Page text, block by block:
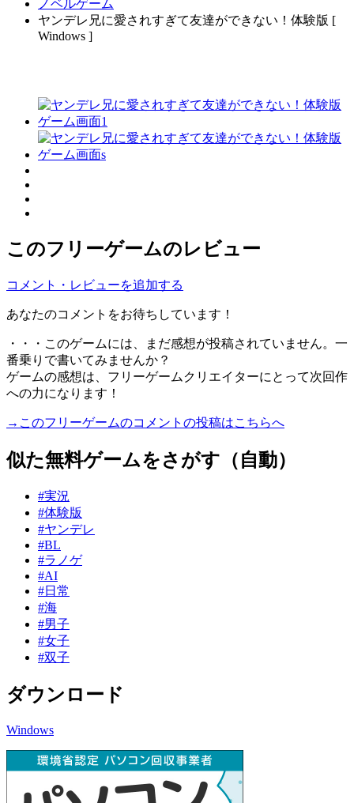
ノベルゲーム
ヤンデレ兄に愛されすぎて友達ができない！体験版 [
Windows ]
このフリーゲームのレビュー
コメント・レビューを追加する
あなたのコメントをお待ちしています！
・・・このゲームには、まだ感想が投稿されていません。一
番乗りで書いてみませんか？
ゲームの感想は、フリーゲームクリエイターにとって次回作
への力になります！
→このフリーゲームのコメントの投稿はこちらへ
似た無料ゲームをさがす（自動）
#実況
#体験版
#ヤンデレ
#BL
#ラノゲ
#AI
#日常
#海
#男子
#女子
#双子
ダウンロード
Windows